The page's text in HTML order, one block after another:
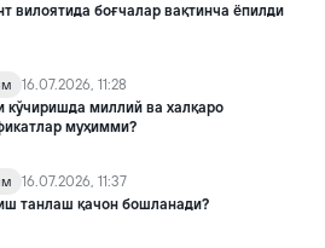
вилоятида боғчалар вақтинча ёпилди
16.07.2026, 11:28
кўчиришда миллий ва халқаро
муҳимми?
16.07.2026, 11:37
танлаш қачон бошланади?